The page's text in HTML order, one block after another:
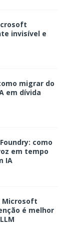
invisível e
migrar do
em dívida
como
em tempo
IA
Microsoft
é melhor